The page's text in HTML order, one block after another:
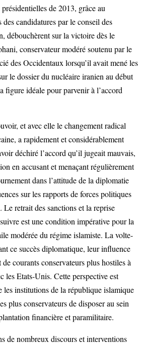
de 2013, grâce au
candidatures par le conseil des
débouchèrent sur la victoire dès le
conservateur modéré soutenu par le
des Occidentaux lorsqu’il avait mené les
le dossier du nucléaire iranien au début
figure idéale pour parvenir à l’accord
et avec elle le changement radical
a rapidement et considérablement
déchiré l’accord qu’il jugeait mauvais,
en accusant et menaçant régulièrement
dans l’attitude de la diplomatie
sur les rapports de forces politiques
retrait des sanctions et la reprise
est une condition impérative pour la
modérée du régime islamiste. La volte-
ce succès diplomatique, leur influence
courants conservateurs plus hostiles à
les Etats-Unis. Cette perspective est
les institutions de la république islamique
plus conservateurs de disposer au sein
financière et paramilitaire.
de nombreux discours et interventions